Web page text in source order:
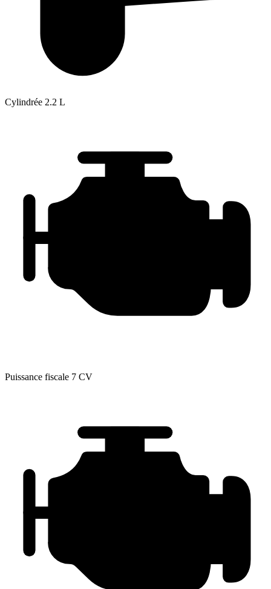
Cylindrée 2.2 L
Puissance fiscale 7 CV